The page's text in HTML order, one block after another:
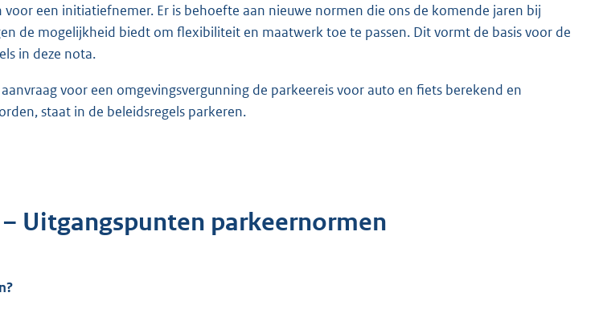
een initiatiefnemer. Er is behoefte aan nieuwe normen die ons de komende jaren bij
de mogelijkheid biedt om flexibiliteit en maatwerk toe te passen. Dit vormt de basis voor de
in deze nota.
voor een omgevingsvergunning de parkeereis voor auto en fiets berekend en
staat in de beleidsregels parkeren.
Uitgangspunten parkeernormen